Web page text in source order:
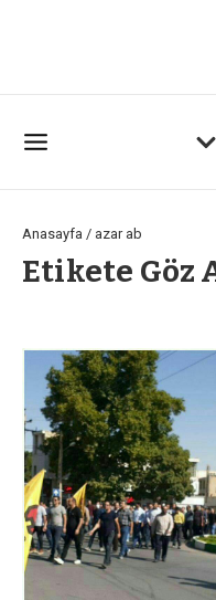
Anasayfa / azar ab
Etikete Göz